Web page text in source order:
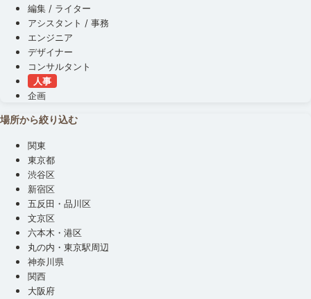
編集 / ライター
アシスタント / 事務
エンジニア
デザイナー
コンサルタント
人事
企画
場所から絞り込む
関東
東京都
渋谷区
新宿区
五反田・品川区
文京区
六本木・港区
丸の内・東京駅周辺
神奈川県
関西
大阪府